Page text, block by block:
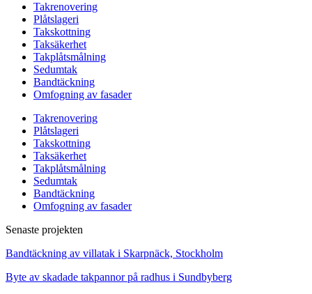
Takrenovering
Plåtslageri
Takskottning
Taksäkerhet
Takplåtsmålning
Sedumtak
Bandtäckning
Omfogning av fasader
Takrenovering
Plåtslageri
Takskottning
Taksäkerhet
Takplåtsmålning
Sedumtak
Bandtäckning
Omfogning av fasader
Senaste projekten
Bandtäckning av villatak i Skarpnäck, Stockholm
Byte av skadade takpannor på radhus i Sundbyberg